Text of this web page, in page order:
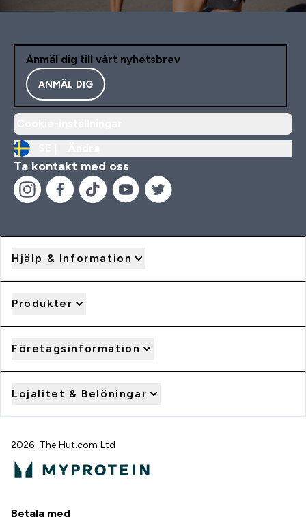
Anmäl dig till vårt nyhetsbrev
ANMÄL DIG
Ta kontakt med oss
Hjälp & Information
Produkter
Företagsinformation
Lojalitet & Belöningar
2026 The Hut.com Ltd
Betala med